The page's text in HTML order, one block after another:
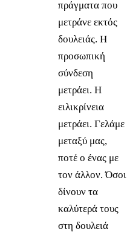
πράγματα που
μετράνε εκτός
δουλειάς. Η
προσωπική
σύνδεση
μετράει. Η
ειλικρίνεια
μετράει. Γελάμε
μεταξύ μας,
ποτέ ο ένας με
τον άλλον. Όσοι
δίνουν τα
καλύτερά τους
στη δουλειά